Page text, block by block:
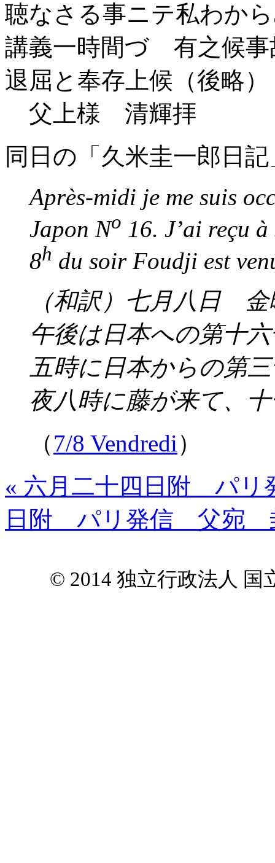
聴なさる事ニテ私わか
講義一時間づゝ有之候
退屈と奉存上候（後略）
父上様 清輝拝
同日の「久米圭一郎日
Après-midi je me suis
Japon No 16. J’ai reçu à
8h du soir Foudji est
（和訳）七月八日 金
午後は日本への第十
五時に日本からの第
夜八時に藤が来て、
（7/8 Vendredi）
« 六月二十四日附 パ
日附 パリ発信 父宛
© 2014 独立行政法人 国